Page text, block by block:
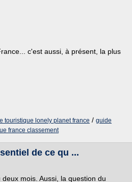
c'est aussi, à présent, la plus
touristique lonely planet france / guide
france classement
de ce qu ...
mois. Aussi, la question du